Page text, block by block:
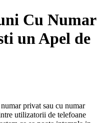
Cu Numar
un Apel de
privat sau cu numar
utilizatorii de telefoane